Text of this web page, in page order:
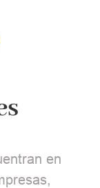
en